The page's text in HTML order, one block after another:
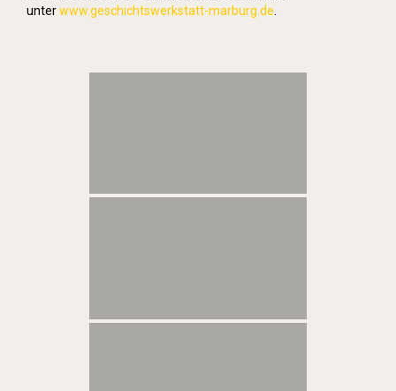
unterwww.geschichtswerkstatt-marburg.de